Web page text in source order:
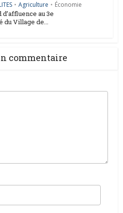
• Agriculture • Économie
d’affluence au 3e
du Village de...
commentaire